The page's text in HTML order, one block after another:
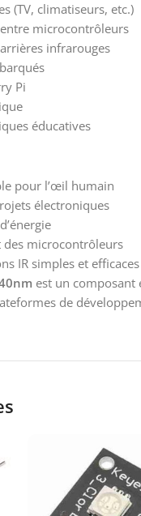
(TV, climatiseurs, etc.)
microcontrôleurs
infrarouges
Pi
éducatives
pour l’œil humain
électroniques
des microcontrôleurs
IR simples et efficaces
est un
de